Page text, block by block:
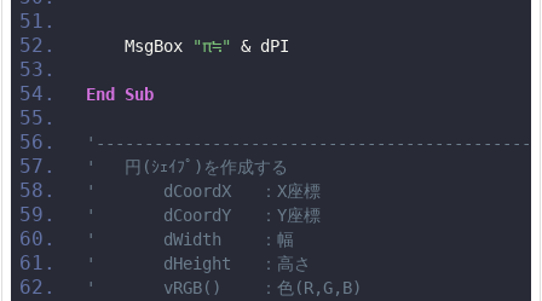
    MsgBox
"π≒" & dPI
End Sub
'   円(ｼｪｲﾌﾟ)を作成する
'       dCoordX   ：X座標
'       dCoordY   ：Y座標
'       dWidth    ：幅
'       dHeight   ：高さ
'       vRGB()    ：色(R,G,B)